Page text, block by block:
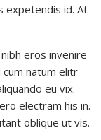
expetendis id. At
eros invenire
cum natum elitr
eu vix.
electram his in.
oblique ut vis.